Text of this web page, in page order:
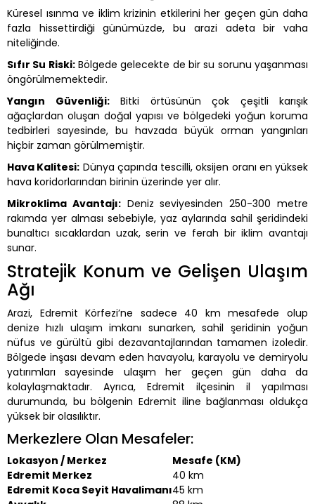
Küresel ısınma ve iklim krizinin etkilerini her geçen gün daha
fazla hissettirdiği günümüzde, bu arazi adeta bir vaha
niteliğinde.
Sıfır Su Riski:Bölgede gelecekte de bir su sorunu yaşanması
öngörülmemektedir.
Yangın Güvenliği:Bitki örtüsünün çok çeşitli karışık
ağaçlardan oluşan doğal yapısı ve bölgedeki yoğun koruma
tedbirleri sayesinde, bu havzada büyük orman yangınları
hiçbir zaman görülmemiştir.
Hava Kalitesi: Dünya çapında tescilli, oksijen oranı en yüksek
hava koridorlarından birinin üzerinde yer alır.
Mikroklima Avantajı:Deniz seviyesinden 250-300 metre
rakımda yer alması sebebiyle, yaz aylarında sahil şeridindeki
bunaltıcı sıcaklardan uzak, serin ve ferah bir iklim avantajı
sunar.
Stratejik Konum ve Gelişen Ulaşım
Ağı
Arazi, Edremit Körfezi’ne sadece 40 km mesafede olup
denize hızlı ulaşım imkanı sunarken, sahil şeridinin yoğun
nüfus ve gürültü gibi dezavantajlarından tamamen izoledir.
Bölgede inşası devam eden havayolu, karayolu ve demiryolu
yatırımları sayesinde ulaşım her geçen gün daha da
kolaylaşmaktadır. Ayrıca, Edremit ilçesinin il yapılması
durumunda, bu bölgenin Edremit iline bağlanması oldukça
yüksek bir olasılıktır.
Merkezlere Olan Mesafeler:
Lokasyon / Merkez
Mesafe (KM)
Edremit Merkez
40 km
Edremit Koca Seyit Havalimanı45 km